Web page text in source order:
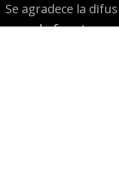
Se agradece la
la fuente